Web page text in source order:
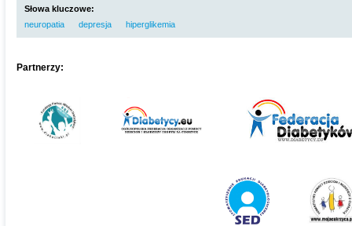
Słowa kluczowe:
neuropatia
depresja hiperglikemia
Partnerzy: